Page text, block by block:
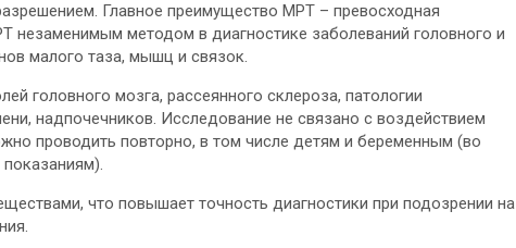
Главное преимущество МРТ – превосходная
незаменимым методом в диагностике заболеваний головного и
малого таза, мышц и связок.
головного мозга, рассеянного склероза, патологии
надпочечников. Исследование не связано с воздействием
проводить повторно, в том числе детям и беременным (во
что повышает точность диагностики при подозрении на